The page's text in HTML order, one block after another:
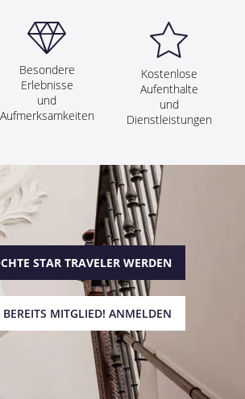
Besondere
Erlebnisse
und
Aufmerksamkeiten
Kostenlose
Aufenthalte
und
Dienstleistungen
STAR TRAVELER WERDEN
MITGLIED! ANMELDEN